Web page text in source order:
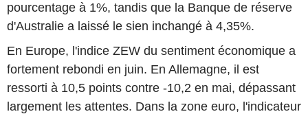
pourcentage à 1%, tandis que la Banque de réserve
d'Australie a laissé le sien inchangé à 4,35%.
En Europe, l'indice ZEW du sentiment économique a
fortement rebondi en juin. En Allemagne, il est
ressorti à 10,5 points contre -10,2 en mai, dépassant
largement les attentes. Dans la zone euro, l'indicateur